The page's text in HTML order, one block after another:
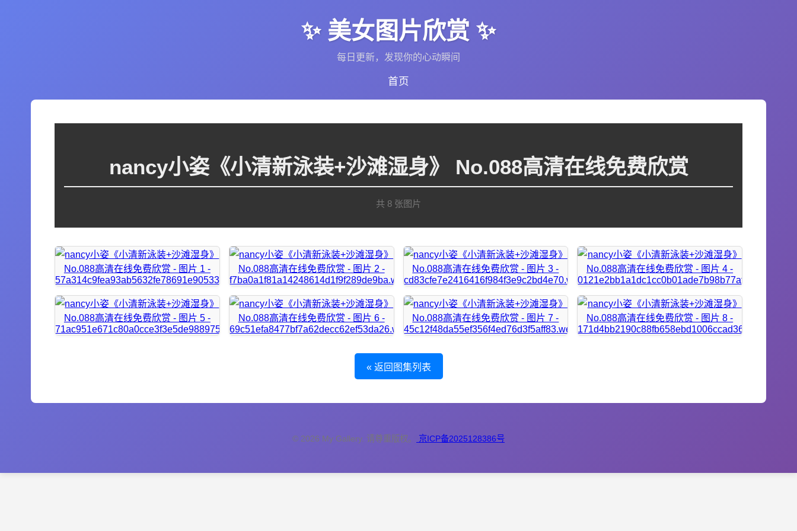
✨ 美女图片欣赏 ✨
每日更新，发现你的心动瞬间
首页
nancy小姿《小清新泳装+沙滩湿身》 No.088高清在线免费欣赏
共 8 张图片
« 返回图集列表
© 2026 My Gallery. 请尊重版权。 京ICP备2025128386号